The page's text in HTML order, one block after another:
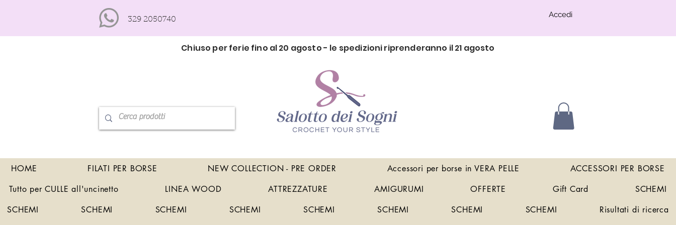
329 2050740
Accedi
Chiuso per ferie fino al 20 agosto - le spedizioni riprenderanno il 21 agosto
HOME FILATI PER BORSE NEW COLLECTION - PRE ORDER Accessori per borse in VERA PELLE
ACCESSORI PER BORSE
Tutto per CULLE all'uncinetto
LINEA WOOD ATTREZZATURE AMIGURUMI OFFERTE Gift Card
SCHEMI
SCHEMI
SCHEMI SCHEMI SCHEMI SCHEMI SCHEMI SCHEMI SCHEMI
Risultati di ricerca